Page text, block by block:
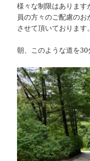
様々な制限はありま
員の方々のご配慮の
させて頂いております。
朝、このような道を